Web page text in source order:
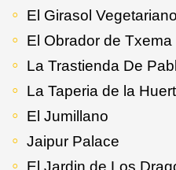
El Girasol Vegetariano
El Obrador de Txema
La Trastienda De
La Taperia de la
El Jumillano
Jaipur Palace